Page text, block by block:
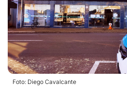
Foto: Diego Cavalcante